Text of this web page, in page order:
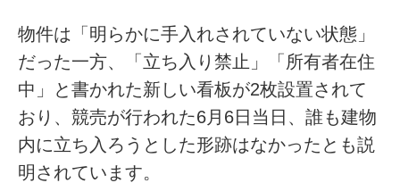
物件は「明らかに手入れされていない状態」
だった一方、「立ち入り禁止」「所有者在住
中」と書かれた新しい看板が2枚設置されて
おり、競売が行われた6月6日当日、誰も建物
内に立ち入ろうとした形跡はなかったとも説
明されています。